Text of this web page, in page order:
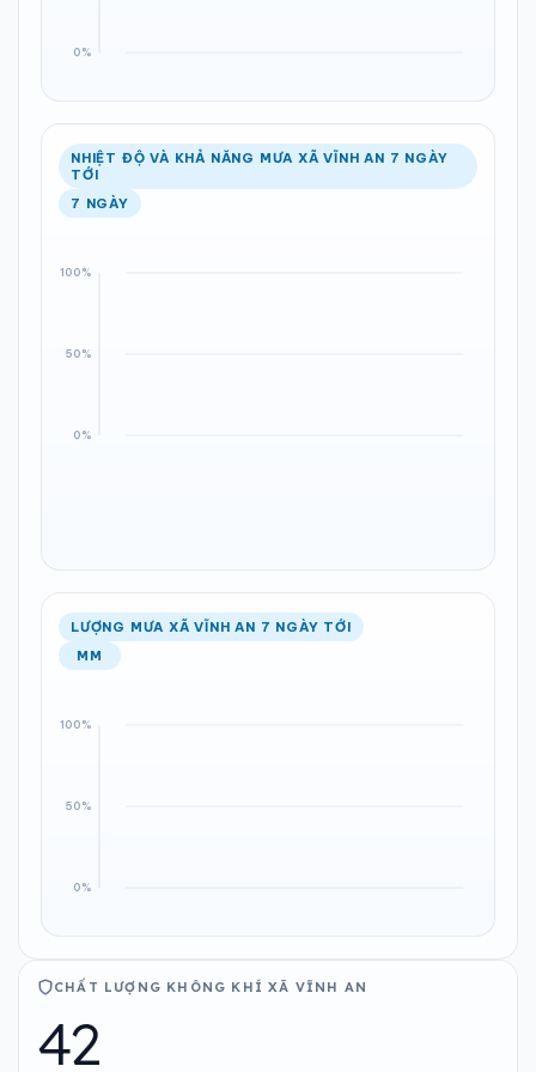
NHIỆT ĐỘ VÀ KHẢ NĂNG MƯA XÃ VĨNH AN 7 NGÀY
TỚI
7 NGÀY
LƯỢNG MƯA XÃ VĨNH AN 7 NGÀY TỚI
MM
CHẤT LƯỢNG KHÔNG KHÍ XÃ VĨNH AN
42